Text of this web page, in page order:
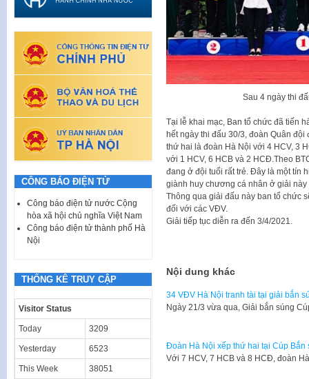
Sau 4 ngày thi
Tại lễ khai mạc, Ban tổ chức đã tiến
hết ngày thi đấu 30/3, đoàn Quân
thứ hai là đoàn Hà Nội với 4 HCV, 3
với 1 HCV, 6 HCB và 2 HCĐ.Theo
đang ở đội tuổi rất trẻ. Đây là một tín
giành huy chương cá nhân ở giải
Thông qua giải đấu này ban tổ chức
đối với các VĐV.
Giải tiếp tục diễn ra đến 3/4/2021.
Nội dung khác
34 VĐV Hà Nội tranh tài tại giải bắn
Ngày 21/3 vừa qua, Giải bắn súng
Đoàn Hà Nội xếp thứ hai tại Cúp Bắn
Với 7 HCV, 7 HCB và 8 HCĐ, đoàn
CÔNG BÁO ĐIỆN TỬ
Công báo điện tử nước Cộng
hòa xã hội chủ nghĩa Việt Nam
Công báo điện tử thành phố Hà
Nội
THỐNG KÊ TRUY CẬP
Visitor Status
Today 3209
Yesterday 6523
This Week 38051